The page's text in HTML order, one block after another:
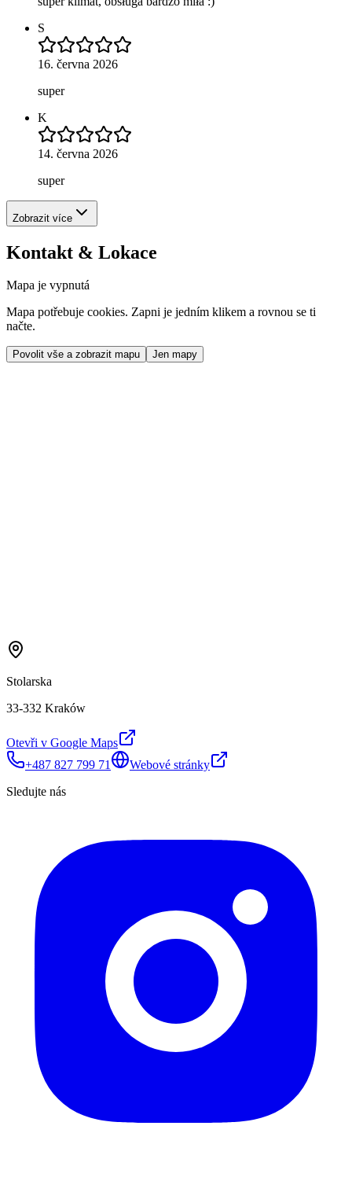
S
16. června 2026
super
K
14. června 2026
super
Zobrazit více
Kontakt & Lokace
Mapa je vypnutá
Mapa potřebuje cookies. Zapni je jedním klikem a rovnou se ti
načte.
Povolit vše a zobrazit mapu Jen mapy
Stolarska
33-332 Kraków
Otevři v Google Maps
+487 827 799 71
Webové stránky
Sledujte nás